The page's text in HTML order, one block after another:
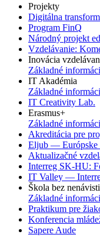
Projekty
Digitálna
Program FinQ
Národný projekt
Vzdelávanie:
Inovácia
Základné
IT Akadémia
Základné
IT Creativity Lab.
Erasmus+
Základné
Akreditácia pre
Eljub — Európske
Aktualizačné
Interreg SK-HU:
IT Valley —
Škola bez nenávisti
Základné
Praktikum pre
Konferencia
Sapere Aude